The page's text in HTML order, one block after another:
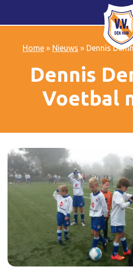
Home» Nieuws » Dennis
Dennis
Voetbal